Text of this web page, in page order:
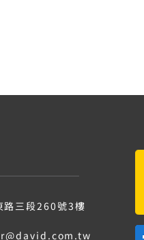
路三段260號3樓